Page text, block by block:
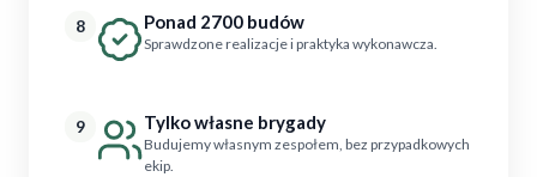
8 Ponad 2700 budów
Sprawdzone realizacje i praktyka wykonawcza.
9 Tylko własne brygady
Budujemy własnym zespołem, bez przypadkowych
ekip.